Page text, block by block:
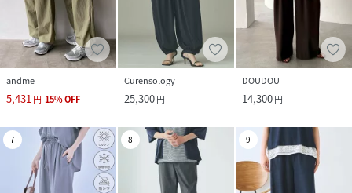
andme
5,431円 15%OFF
Curensology
25,300円
DOUDOU
14,300円
7 8 9